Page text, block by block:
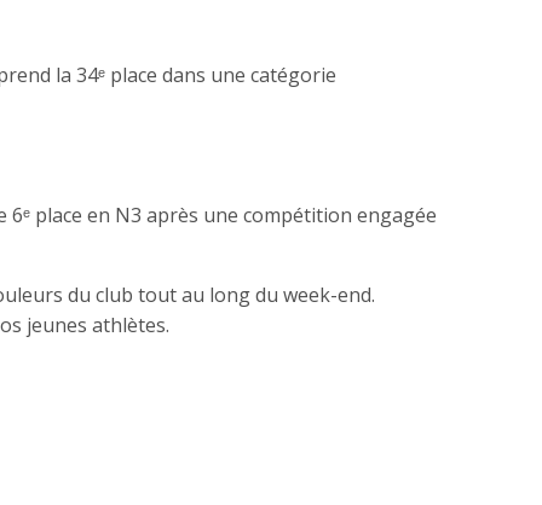
la 34ᵉ place dans une catégorie
6ᵉ place en N3 après une compétition engagée
du club tout au long du week-end.
jeunes athlètes.